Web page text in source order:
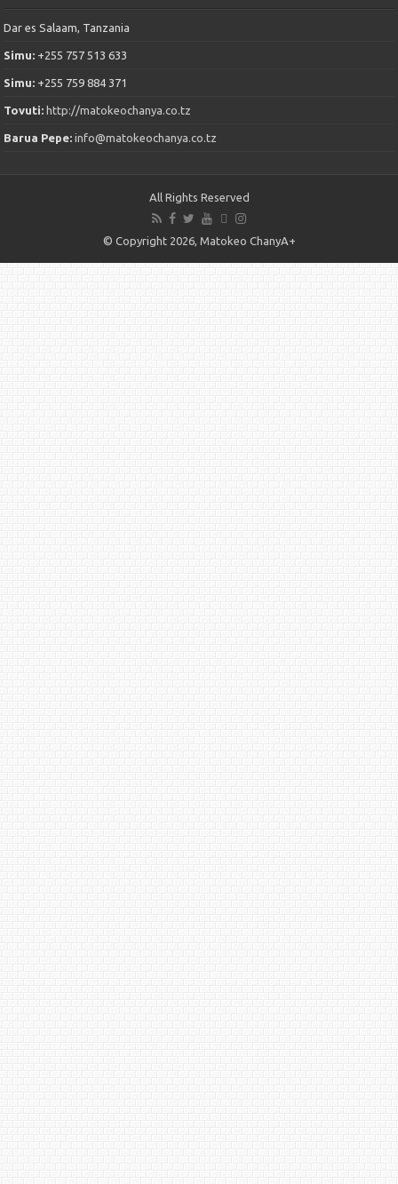
Dar es Salaam, Tanzania
Simu: +255 757 513 633
Simu: +255 759 884 371
Tovuti: http://matokeochanya.co.tz
Barua Pepe:info@matokeochanya.co.tz
All Rights Reserved
© Copyright 2026, Matokeo ChanyA+